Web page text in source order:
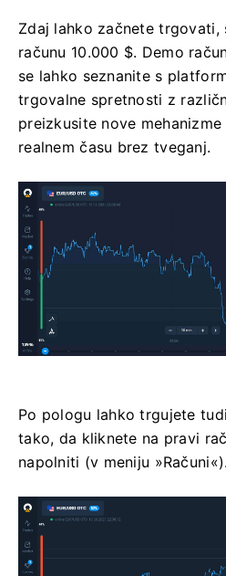
Zdaj lahko začnete trgovati,
računu 10.000 $. Demo
se lahko seznanite s
trgovalne spretnosti z
preizkusite nove
realnem času brez tveganj.
Po pologu lahko trgujete
tako, da kliknete na pravi
napolniti (v meniju »Računi«).